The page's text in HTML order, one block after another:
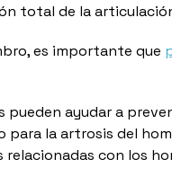
total de la
es importante que
ayudar a
la artrosis del
con los